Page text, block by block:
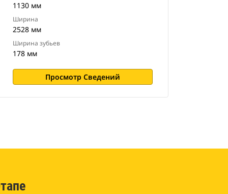
1130 мм
Ширина
2528 мм
Ширина зубьев
178 мм
Просмотр Сведений